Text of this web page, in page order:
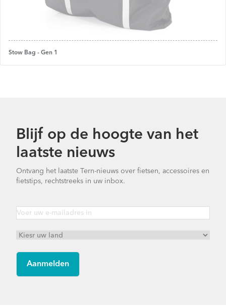
Stow Bag - Gen 1
Blijf op de hoogte van het
laatste nieuws
Ontvang het laatste Tern-nieuws over fietsen, accessoires en
fietstips, rechtstreeks in uw inbox.